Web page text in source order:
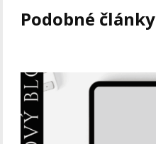
Podobné články